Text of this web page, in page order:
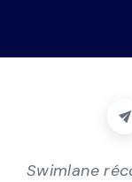
Swimlane